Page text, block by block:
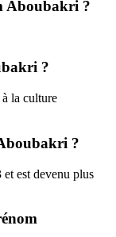
Aboubakri ?
?
la culture
?
est devenu plus